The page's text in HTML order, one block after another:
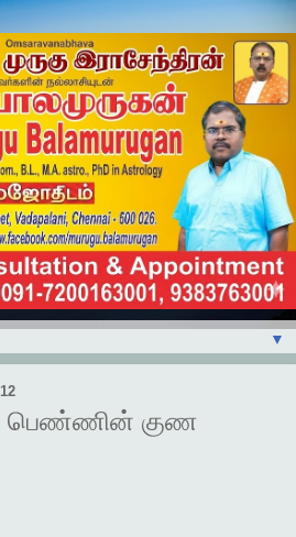
▼
பெண்ணின் குண